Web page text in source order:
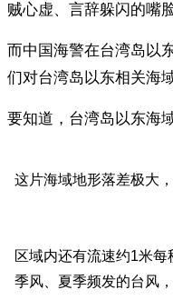
贼心虚、言辞躲闪的嘴脸
而中国海警在台湾岛以
们对台湾岛以东相关海
要知道，台湾岛以东海
这片海域地形落差极大
区域内还有流速约1米
季风、夏季频发的台风